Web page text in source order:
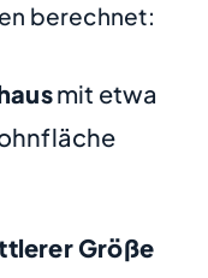
berechnet:
mit etwa
Größe